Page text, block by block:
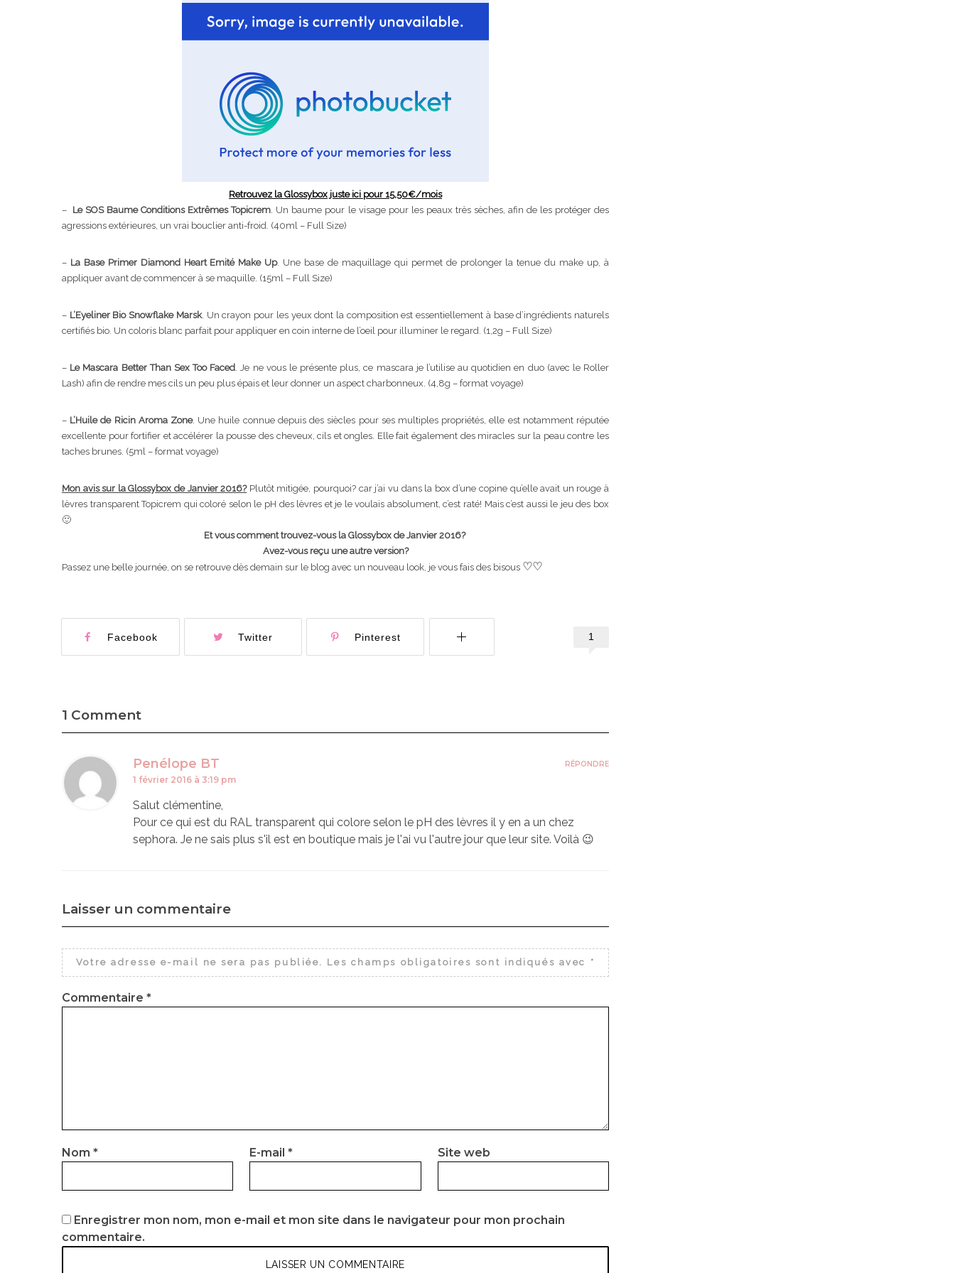
Retrouvez la Glossybox juste ici pour 15,50€/mois
– Le SOS Baume Conditions Extrêmes Topicrem. Un baume pour le visage pour les peaux très sèches, afin de les protéger des
agressions extérieures, un vrai bouclier anti-froid. (40ml – Full Size)
– La Base Primer Diamond Heart Emité Make Up. Une base de maquillage qui permet de prolonger la tenue du make up, à
appliquer avant de commencer à se maquille. (15ml – Full Size)
– L’Eyeliner Bio Snowflake Marsk. Un crayon pour les yeux dont la composition est essentiellement à base d’ingrédients naturels
certifiés bio. Un coloris blanc parfait pour appliquer en coin interne de l’oeil pour illuminer le regard. (1,2g – Full Size)
– Le Mascara Better Than Sex Too Faced. Je ne vous le présente plus, ce mascara je l’utilise au quotidien en duo (avec le Roller
Lash) afin de rendre mes cils un peu plus épais et leur donner un aspect charbonneux. (4,8g – format voyage)
– L’Huile de Ricin Aroma Zone. Une huile connue depuis des siècles pour ses multiples propriétés, elle est notamment réputée
excellente pour fortifier et accélérer la pousse des cheveux, cils et ongles. Elle fait également des miracles sur la peau contre les
taches brunes. (5ml – format voyage)
Mon avis sur la Glossybox de Janvier 2016?Plutôt mitigée, pourquoi? car j’ai vu dans la box d’une copine qu’elle avait un rouge à
lèvres transparent Topicrem qui coloré selon le pH des lèvres et je le voulais absolument, c’est raté! Mais c’est aussi le jeu des box
🙂
Et vous comment trouvez-vous la Glossybox de Janvier 2016?
Avez-vous reçu une autre version?
Passez une belle journée, on se retrouve dès demain sur le blog avec un nouveau look, je vous fais des bisous ♡♡
1
Facebook Twitter Pinterest
1 Comment
Penélope BT
1 février 2016 à 3:19 pm
Salut clémentine,
Pour ce qui est du RAL transparent qui colore selon le pH des lèvres il y en a un chez
sephora. Je ne sais plus s'il est en boutique mais je l'ai vu l'autre jour que leur site. Voilà 😉
RÉPONDRE
Laisser un commentaire
Votre adresse e-mail ne sera pas publiée. Les champs obligatoires sont indiqués avec *
Commentaire *
Nom * E-mail* Site web
Enregistrer mon nom, mon e-mail et mon site dans le navigateur pour mon prochain
commentaire.